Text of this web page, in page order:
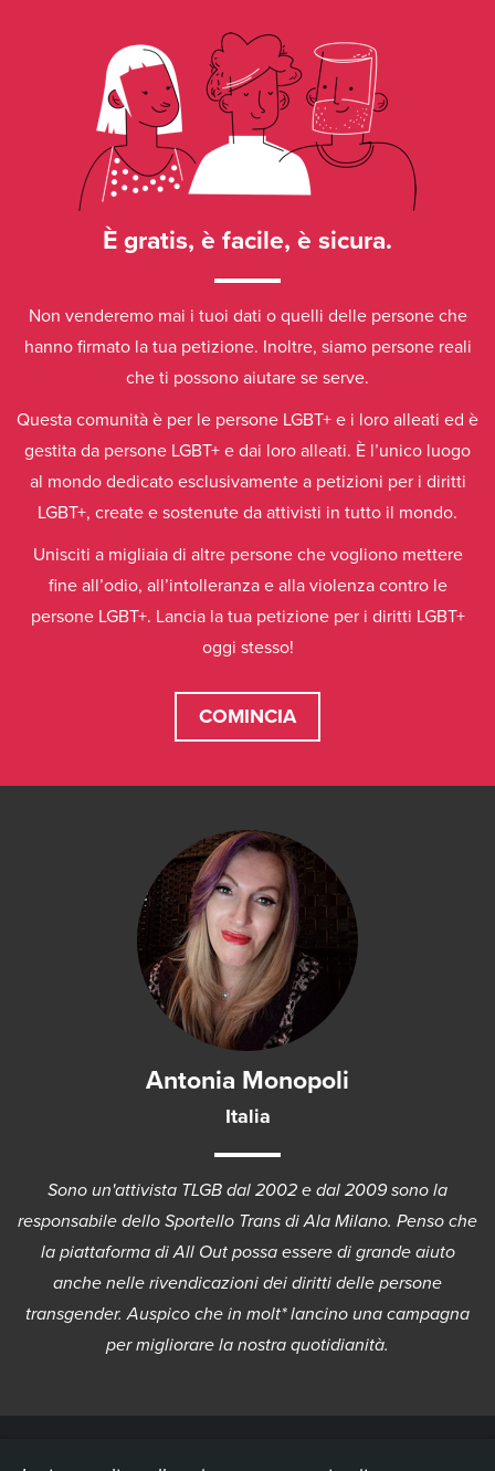
È gratis, è facile, è sicura.
Non venderemo mai i tuoi dati o quelli delle persone che
hanno firmato la tua petizione. Inoltre, siamo persone reali
che ti possono aiutare se serve.
Questa comunità è per le persone LGBT+ e i loro alleati ed è
gestita da persone LGBT+ e dai loro alleati. È l’unico luogo
al mondo dedicato esclusivamente a petizioni per i diritti
LGBT+, create e sostenute da attivisti in tutto il mondo.
Unisciti a migliaia di altre persone che vogliono mettere
fine all’odio, all’intolleranza e alla violenza contro le
persone LGBT+. Lancia la tua petizione per i diritti LGBT+
oggi stesso!
COMINCIA
Antonia Monopoli
Italia
Sono un'attivista TLGB dal 2002 e dal 2009 sono la
responsabile dello Sportello Trans di Ala Milano. Penso che
la piattaforma di All Out possa essere di grande aiuto
anche nelle rivendicazioni dei diritti delle persone
transgender. Auspico che in molt* lancino una campagna
per migliorare la nostra quotidianità.